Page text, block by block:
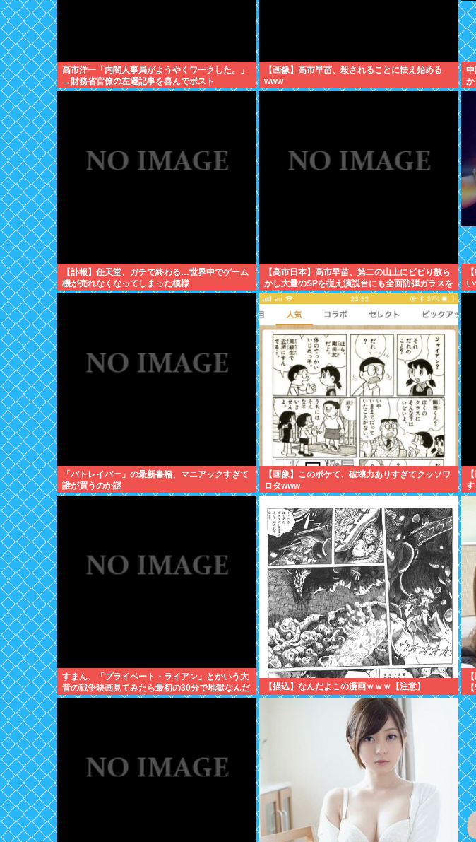
高市洋一「内閣人事局がようやくワークした。」
→財務省官僚の左遷記事を喜んでポスト
【画像】高市早苗、殺されることに怯え始める
www
【訃報】任天堂、ガチで終わる…世界中でゲーム
機が売れなくなってしまった模様
【高市日本】高市早苗、第二の山上にビビり散ら
かし大量のSPを従え演説台にも全面防弾ガラスを
設置
「パトレイバー」の最新書籍、マニアックすぎて
誰が買うのか謎
【画像】このボケて、破壊力ありすぎてクッソワ
ロタwww
す
すまん、「プライベート・ライアン」とかいう大
昔の戦争映画見てみたら最初の30分で地獄なんだ
が…これずっと続く感じ？
【描込】なんだよこの漫画ｗｗｗ【注意】